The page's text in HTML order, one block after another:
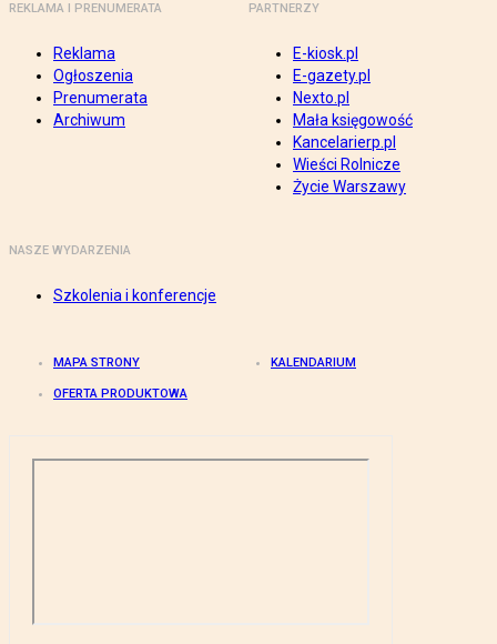
REKLAMA I PRENUMERATA
Reklama
Ogłoszenia
Prenumerata
Archiwum
PARTNERZY
E-kiosk.pl
E-gazety.pl
Nexto.pl
Mała księgowość
Kancelarierp.pl
Wieści Rolnicze
Życie Warszawy
NASZE WYDARZENIA
Szkolenia i konferencje
MAPA STRONY KALENDARIUM
OFERTA PRODUKTOWA